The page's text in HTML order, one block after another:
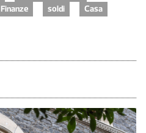
Finanze soldi
Casa